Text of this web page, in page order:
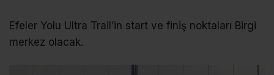
Efeler Yolu Ultra Trail’in start ve finiş noktaları Birgi
merkez olacak.